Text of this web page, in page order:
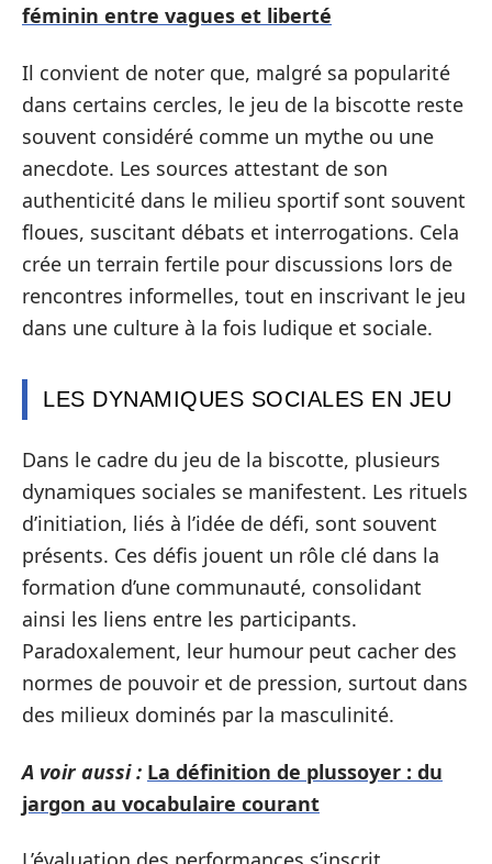
féminin entre vagues et liberté
Il convient de noter que, malgré sa popularité
dans certains cercles, le jeu de la biscotte reste
souvent considéré comme un mythe ou une
anecdote. Les sources attestant de son
authenticité dans le milieu sportif sont souvent
floues, suscitant débats et interrogations. Cela
crée un terrain fertile pour discussions lors de
rencontres informelles, tout en inscrivant le jeu
dans une culture à la fois ludique et sociale.
LES DYNAMIQUES SOCIALES EN JEU
Dans le cadre du jeu de la biscotte, plusieurs
dynamiques sociales se manifestent. Les rituels
d’initiation, liés à l’idée de défi, sont souvent
présents. Ces défis jouent un rôle clé dans la
formation d’une communauté, consolidant
ainsi les liens entre les participants.
Paradoxalement, leur humour peut cacher des
normes de pouvoir et de pression, surtout dans
des milieux dominés par la masculinité.
A voir aussi : La définition de plussoyer : du
jargon au vocabulaire courant